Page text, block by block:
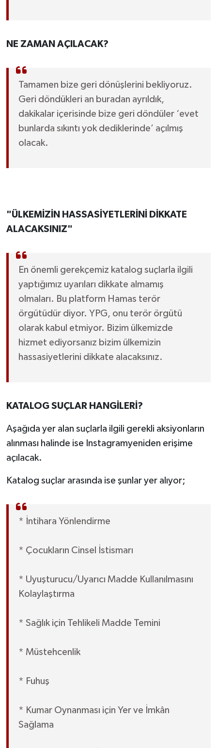
NE ZAMAN AÇILACAK?
Tamamen bize geri dönüşlerini bekliyoruz.
Geri döndükleri an buradan ayrıldık,
dakikalar içerisinde bize geri döndüler ‘evet
bunlarda sıkıntı yok dediklerinde’ açılmış
olacak.
"ÜLKEMİZİN HASSASİYETLERİNİ DİKKATE
ALACAKSINIZ"
En önemli gerekçemiz katalog suçlarla ilgili
yaptığımız uyarıları dikkate almamış
olmaları. Bu platform Hamas terör
örgütüdür diyor. YPG, onu terör örgütü
olarak kabul etmiyor. Bizim ülkemizde
hizmet ediyorsanız bizim ülkemizin
hassasiyetlerini dikkate alacaksınız.
KATALOG SUÇLAR HANGİLERİ?
Aşağıda yer alan suçlarla ilgili gerekli aksiyonların
alınması halinde ise Instagramyeniden erişime
açılacak.
Katalog suçlar arasında ise şunlar yer alıyor;
* İntihara Yönlendirme
* Çocukların Cinsel İstismarı
* Uyuşturucu/Uyarıcı Madde Kullanılmasını
Kolaylaştırma
* Sağlık için Tehlikeli Madde Temini
* Müstehcenlik
* Fuhuş
* Kumar Oynanması için Yer ve İmkân
Sağlama